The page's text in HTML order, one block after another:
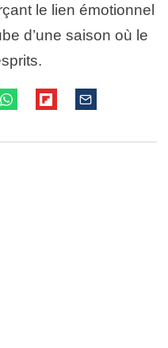
le lien émotionnel
d’une saison où le